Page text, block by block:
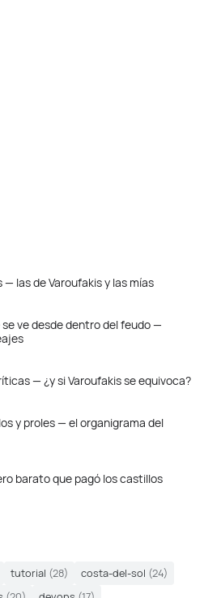
las de Varoufakis y las mías
ve desde dentro del feudo —
— ¿y si Varoufakis se equivoca?
y proles — el organigrama del
barato que pagó los castillos
tutorial (28) costa-del-sol (24)